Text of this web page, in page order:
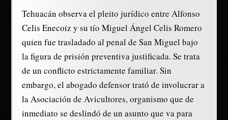
Tehuacán observa el pleito jurídico entre Alfonso
Celis Enecoiz y su tío Miguel Ángel Celis Romero
quien fue trasladado al penal de San Miguel bajo
la figura de prisión preventiva justificada. Se trata
de un conflicto estrictamente familiar. Sin
embargo, el abogado defensor trató de involucrar a
la Asociación de Avicultores, organismo que de
inmediato se deslindó de un asunto que va para